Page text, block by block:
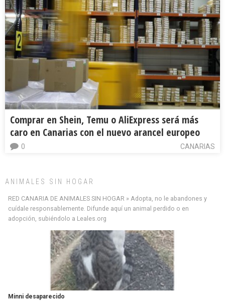
Comprar en Shein, Temu o AliExpress será más
caro en Canarias con el nuevo arancel europeo
CANARIAS
0
ANIMALES SIN HOGAR
RED CANARIA DE ANIMALES SIN HOGAR » Adopta, no le abandones y
cuídale responsablemente. Difunde aquí un animal perdido o en
adopción, subiéndolo a Leales.org
Minni desaparecido